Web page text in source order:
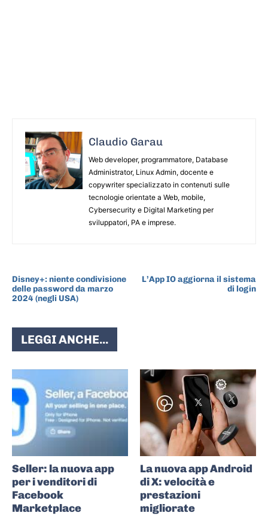
Claudio Garau
Web developer, programmatore, Database
Administrator, Linux Admin, docente e
copywriter specializzato in contenuti sulle
tecnologie orientate a Web, mobile,
Cybersecurity e Digital Marketing per
sviluppatori, PA e imprese.
Disney+: niente condivisione
delle password da marzo
2024 (negli USA)
L’App IO aggiorna il sistema
di login
LEGGI ANCHE...
Seller: la nuova app
per i venditori di
Facebook
Marketplace
La nuova app Android
di X: velocità e
prestazioni
migliorate